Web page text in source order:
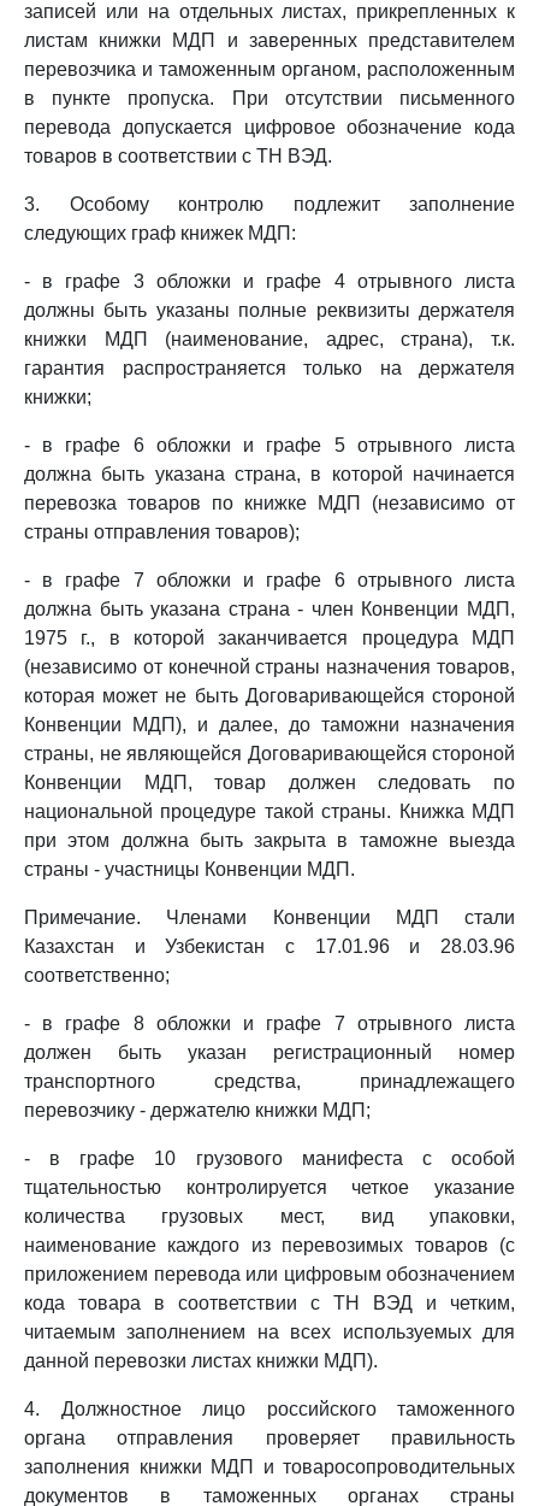
записей или на отдельных листах, прикрепленных к
листам книжки МДП и заверенных представителем
перевозчика и таможенным органом, расположенным
в пункте пропуска. При отсутствии письменного
перевода допускается цифровое обозначение кода
товаров в соответствии с ТН ВЭД.
3. Особому контролю подлежит заполнение
следующих граф книжек МДП:
- в графе 3 обложки и графе 4 отрывного листа
должны быть указаны полные реквизиты держателя
книжки МДП (наименование, адрес, страна), т.к.
гарантия распространяется только на держателя
книжки;
- в графе 6 обложки и графе 5 отрывного листа
должна быть указана страна, в которой начинается
перевозка товаров по книжке МДП (независимо от
страны отправления товаров);
- в графе 7 обложки и графе 6 отрывного листа
должна быть указана страна - член Конвенции МДП,
1975 г., в которой заканчивается процедура МДП
(независимо от конечной страны назначения товаров,
которая может не быть Договаривающейся стороной
Конвенции МДП), и далее, до таможни назначения
страны, не являющейся Договаривающейся стороной
Конвенции МДП, товар должен следовать по
национальной процедуре такой страны. Книжка МДП
при этом должна быть закрыта в таможне выезда
страны - участницы Конвенции МДП.
Примечание. Членами Конвенции МДП стали
Казахстан и Узбекистан с 17.01.96 и 28.03.96
соответственно;
- в графе 8 обложки и графе 7 отрывного листа
должен быть указан регистрационный номер
транспортного средства, принадлежащего
перевозчику - держателю книжки МДП;
- в графе 10 грузового манифеста с особой
тщательностью контролируется четкое указание
количества грузовых мест, вид упаковки,
наименование каждого из перевозимых товаров (с
приложением перевода или цифровым обозначением
кода товара в соответствии с ТН ВЭД и четким,
читаемым заполнением на всех используемых для
данной перевозки листах книжки МДП).
4. Должностное лицо российского таможенного
органа отправления проверяет правильность
заполнения книжки МДП и товаросопроводительных
документов в таможенных органах страны